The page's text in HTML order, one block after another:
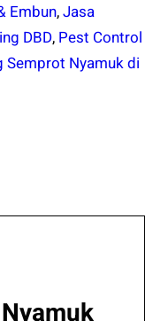
Embun,Jasa
DBD, Pest Control
Semprot Nyamuk di